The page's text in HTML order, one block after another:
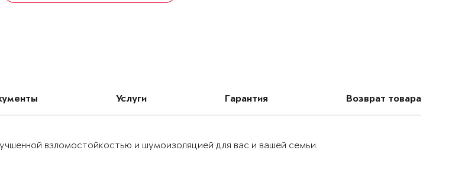
Услуги Гарантия Возврат товара
взломостойкостью и шумоизоляцией для вас и вашей семьи.